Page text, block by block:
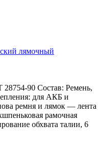
лямочный
90 Состав: Ремень,
для АКБ и
ремня и лямок — лента
рамочная
обхвата талии, 6